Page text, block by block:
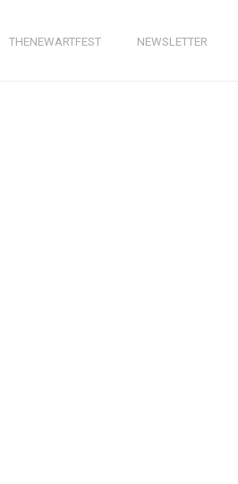
THENEWARTFEST NEWSLETTER